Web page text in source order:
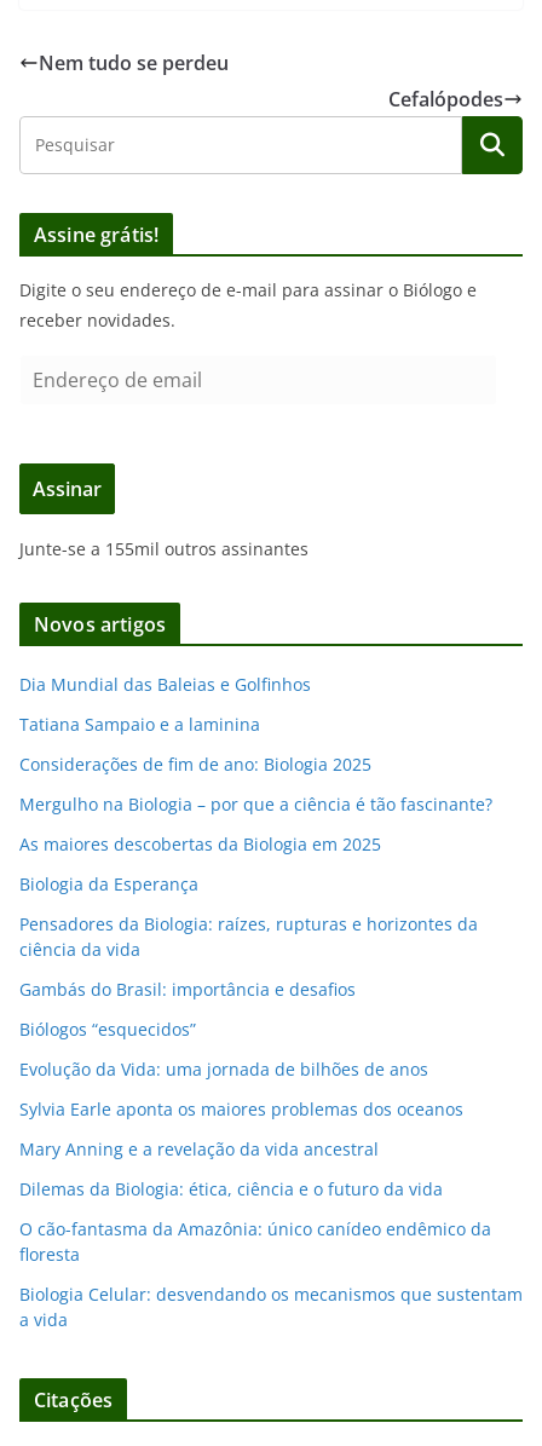
Nem tudo se perdeu
Cefalópodes
Assine grátis!
Digite o seu endereço de e-mail para assinar o Biólogo e
receber novidades.
e
e
ç
d
a
i
Assinar
Junte-se a 155mil outros assinantes
Novos artigos
Dia Mundial das Baleias e Golfinhos
Tatiana Sampaio e a laminina
Considerações de fim de ano: Biologia 2025
Mergulho na Biologia – por que a ciência é tão fascinante?
As maiores descobertas da Biologia em 2025
Biologia da Esperança
Pensadores da Biologia: raízes, rupturas e horizontes da
ciência da vida
Gambás do Brasil: importância e desafios
Biólogos “esquecidos”
Evolução da Vida: uma jornada de bilhões de anos
Sylvia Earle aponta os maiores problemas dos oceanos
Mary Anning e a revelação da vida ancestral
Dilemas da Biologia: ética, ciência e o futuro da vida
O cão-fantasma da Amazônia: único canídeo endêmico da
floresta
Biologia Celular: desvendando os mecanismos que sustentam
a vida
Citações